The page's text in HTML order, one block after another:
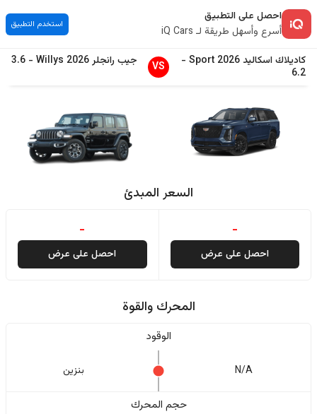
احصل على التطبيق
أسرع وأسهل طريقة لـ iQ Cars
استخدم التطبيق
كاديلاكاسكاليد 2026
Sport
-
6.2
VS جيب رانجلر2026
Willys
-
3.6
السعر المبدئ
-
احصل على عرض
-
احصل على عرض
المحرك والقوة
الوقود
N/A بنزين
حجم المحرك